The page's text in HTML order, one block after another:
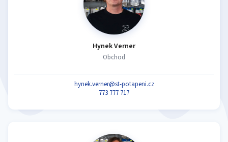
Hynek Verner
Obchod
hynek.verner@st-potapeni.cz
773 777 717